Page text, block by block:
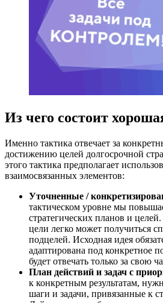
Из чего состоит
Именно тактика отвечает за
достижению целей долгосрочной
этого тактика предполагает
взаимосвязанных элементов:
Уточненные /
тактическом уровне мы
стратегических планов и
цели легко может получиться
подцелей. Исходная идея
адаптирована под конкретное
будет отвечать только за свою
План действий и задач с
к конкретным результатам,
шаги и задачи, привязанные к